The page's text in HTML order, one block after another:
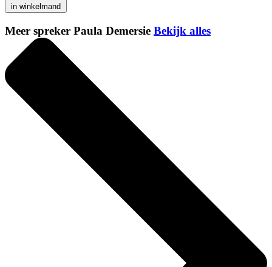
in winkelmand
Meer spreker Paula Demersie Bekijk alles